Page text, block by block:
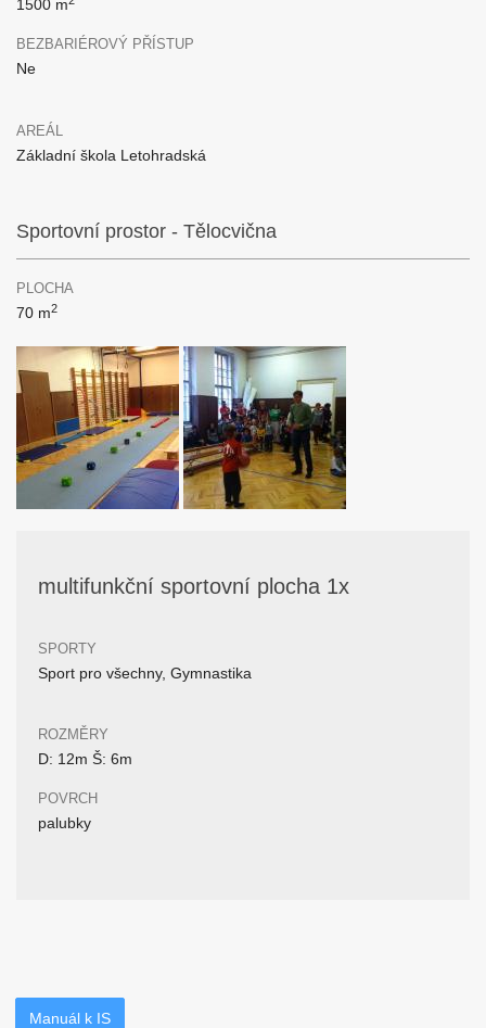
1500 m
BEZBARIÉROVÝ PŘÍSTUP
Ne
AREÁL
Základní škola Letohradská
Sportovní prostor - Tělocvična
PLOCHA
70 m2
multifunkční sportovní plocha 1x
SPORTY
Sport pro všechny, Gymnastika
ROZMĚRY
D: 12m Š: 6m
POVRCH
palubky
Manuál k IS